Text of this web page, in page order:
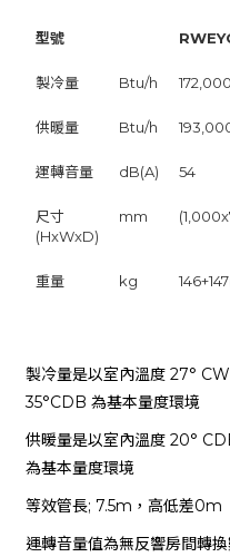
型號
製冷量 Btu/h 172,000
供暖量 Btu/h
運轉音量 dB(A) 54
尺寸
(HxWxD)
mm
重量 kg
製冷量是以室內溫度 27°
35°CDB 為基本量度環境
供暖量是以室內溫度 20°
為基本量度環境
等效管長; 7.5m，高低差0m
運轉音量值為無反響房間轉